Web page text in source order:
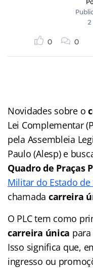
0 0
Novidades sobre o
Lei Complementar
pela Assembleia
Paulo (Alesp) e
Quadro de Praças
Militar do Estado de
chamada carreira
O PLC tem como
carreira única para
Isso significa que,
ingresso ou